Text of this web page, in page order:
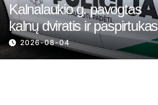
Kalnalaukio g. pavogtas
kalnų dviratis ir paspirtukas
2026-08-04